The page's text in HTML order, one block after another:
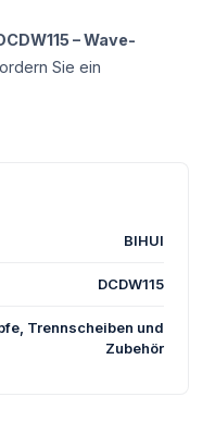
– Wave-
Sie ein
BIHUI
DCDW115
Trennscheiben und
Zubehör